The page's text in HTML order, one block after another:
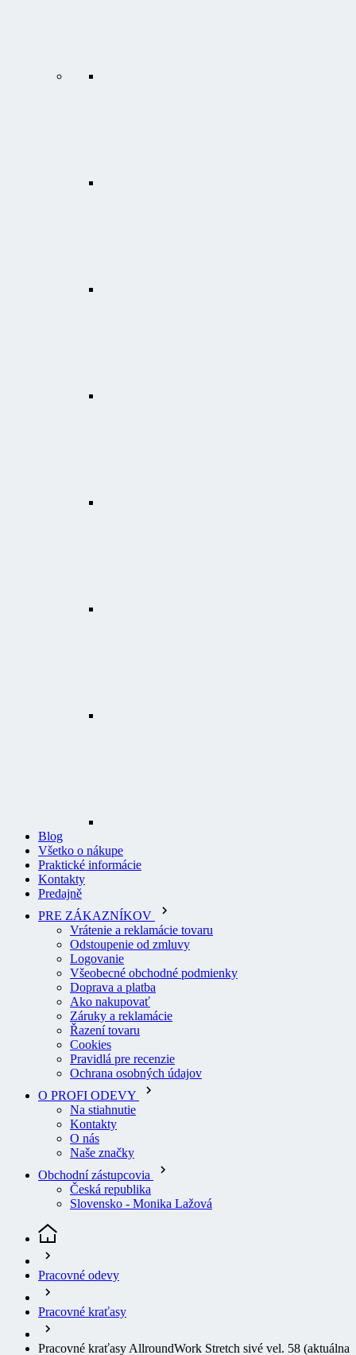
Všetko o nákupe
Praktické informácie
Kontakty
Predajně
PRE ZÁKAZNÍKOV
Vrátenie a reklamácie tovaru
Odstoupenie od zmluvy
Logovanie
Všeobecné obchodné podmienky
Doprava a platba
Ako nakupovať
Záruky a reklamácie
Řazení tovaru
Cookies
Pravidlá pre recenzie
Ochrana osobných údajov
O PROFI ODEVY
Na stiahnutie
Kontakty
O nás
Naše značky
Obchodní zástupcovia
Česká republika
Slovensko - Monika Lažová
Pracovné kraťasy
Pracovné kraťasy AllroundWork Stretch sivé vel. 58
stránka)